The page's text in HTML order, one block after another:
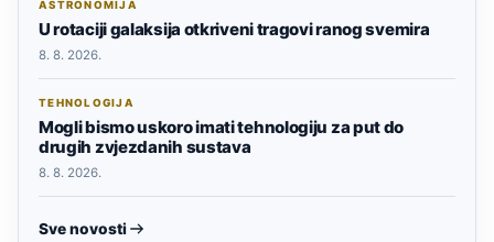
ASTRONOMIJA
U rotaciji galaksija otkriveni tragovi ranog svemira
8. 8. 2026.
TEHNOLOGIJA
Mogli bismo uskoro imati tehnologiju za put do
drugih zvjezdanih sustava
8. 8. 2026.
Sve novosti